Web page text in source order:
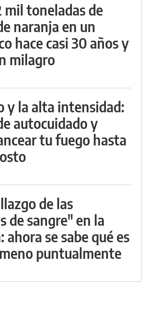
mil toneladas de
naranja en un
hace casi 30 años y
milagro
y la alta intensidad:
autocuidado y
tu fuego hasta
de las
de sangre" en la
se sabe qué es
puntualmente